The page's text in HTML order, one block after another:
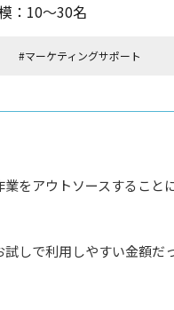
：10～30名
マーケティングサポート
をアウトソースすること
しで利用しやすい金額だ